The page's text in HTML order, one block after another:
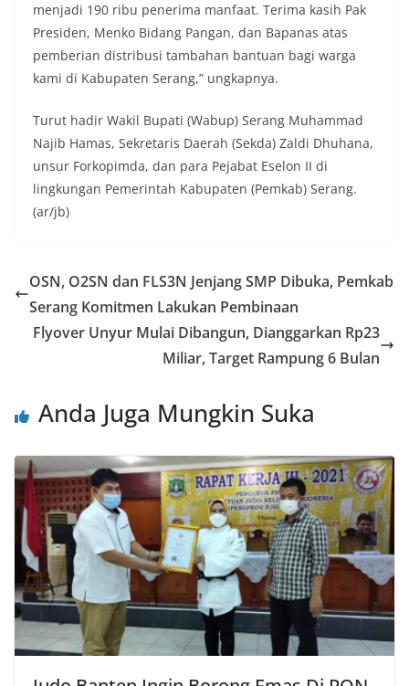
menjadi 190 ribu penerima manfaat. Terima kasih Pak
Presiden, Menko Bidang Pangan, dan Bapanas atas
pemberian distribusi tambahan bantuan bagi warga
kami di Kabupaten Serang,” ungkapnya.
Turut hadir Wakil Bupati (Wabup) Serang Muhammad
Najib Hamas, Sekretaris Daerah (Sekda) Zaldi Dhuhana,
unsur Forkopimda, dan para Pejabat Eselon II di
lingkungan Pemerintah Kabupaten (Pemkab) Serang.
(ar/jb)
OSN, O2SN dan FLS3N Jenjang SMP Dibuka, Pemkab
Serang Komitmen Lakukan Pembinaan
Flyover Unyur Mulai Dibangun, Dianggarkan Rp23
Miliar, Target Rampung 6 Bulan
Anda Juga Mungkin Suka